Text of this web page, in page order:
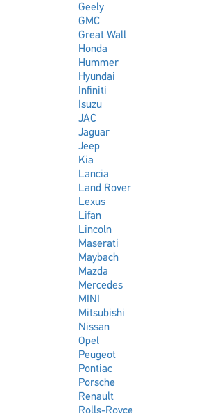
Geely
GMC
Great Wall
Honda
Hummer
Hyundai
Infiniti
Isuzu
JAC
Jaguar
Jeep
Kia
Lancia
Land Rover
Lexus
Lifan
Lincoln
Maserati
Maybach
Mazda
Mercedes
MINI
Mitsubishi
Nissan
Opel
Peugeot
Pontiac
Porsche
Renault